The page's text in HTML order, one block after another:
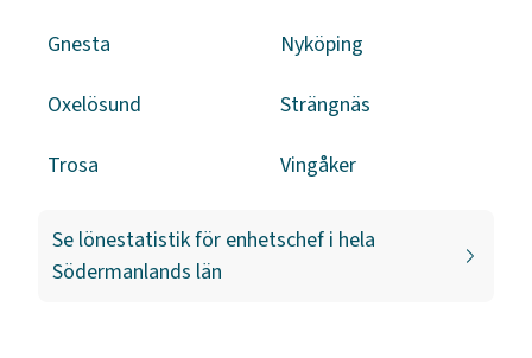
Gnesta Nyköping
Oxelösund Strängnäs
Trosa Vingåker
Se lönestatistik för enhetschef i hela
Södermanlands län